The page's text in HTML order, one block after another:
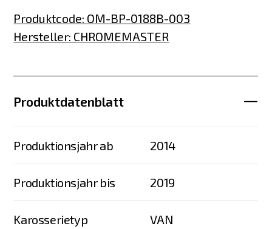
Produktcode: OM-BP-0188B-003
Hersteller: CHROMEMASTER
Produktdatenblatt
Produktionsjahr ab 2014
Produktionsjahr bis 2019
Karosserietyp VAN